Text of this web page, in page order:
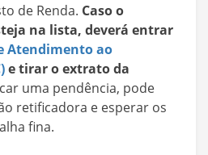
de Renda. Caso o
na lista, deverá entrar
Atendimento ao
e tirar o extrato da
uma pendência, pode
retificadora e esperar os
fina.